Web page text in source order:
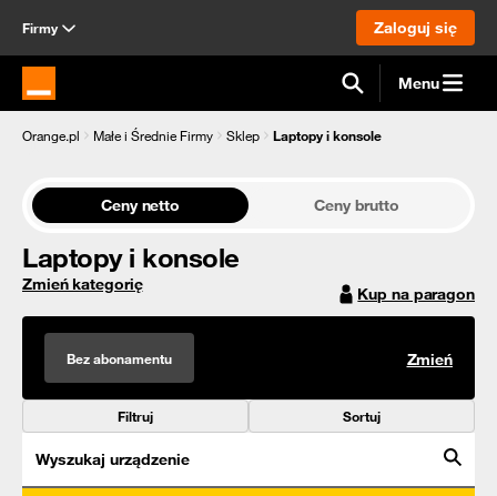
Firmy Zaloguj się
Strona główna Orange.pl Menu
Orange.pl Małe i Średnie Firmy Sklep Laptopy i konsole
Ceny netto Ceny brutto
Laptopy i konsole
Zmień kategorię Kup na paragon
Bez abonamentu Zmień
Filtruj Sortuj
Wyszukaj urządzenie